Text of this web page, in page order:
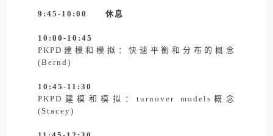
9:45-10:00 休息
10:00-10:45
PKPD建模和模拟：快速平衡和分布的概念
(Bernd)
10:45-11:30
PKPD建模和模拟：turnover models概念
(Stacey)